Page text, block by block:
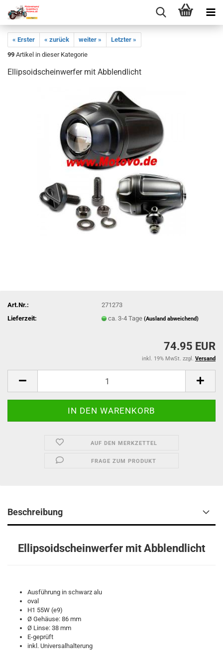
« Erster « zurück weiter »
Letzter »
99 Artikel in dieser Kategorie
Ellipsoidscheinwerfer mit Abblendlicht
Art.Nr.:
271273
Lieferzeit:
ca. 3-4 Tage(Ausland abweichend)
74.95 EUR
inkl. 19% MwSt. zzgl. Versand
AUF DEN MERKZETTEL
FRAGE ZUM PRODUKT
Beschreibung
Ellipsoidscheinwerfer mit Abblendlicht
Ausführung in schwarz alu
oval
H1 55W (e9)
Ø Gehäuse: 86 mm
Ø Linse: 38 mm
E-geprüft
inkl. Universalhalterung